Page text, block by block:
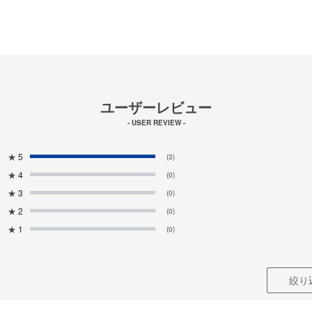
ユーザーレビュー
- USER REVIEW -
★ 5 (3)
★ 4 (0)
★ 3 (0)
★ 2 (0)
★ 1 (0)
絞り